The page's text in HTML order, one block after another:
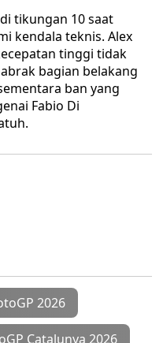
tikungan 10 saat
kendala teknis. Alex
tinggi tidak
bagian belakang
ban yang
Fabio Di
2026
Catalunya 2026